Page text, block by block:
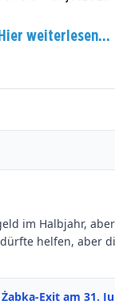
weiterlesen...